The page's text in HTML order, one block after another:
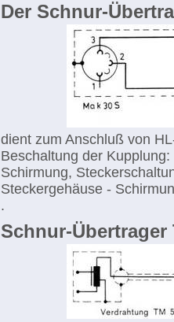
Der Schnur-
dient zum Anschluß von
Beschaltung der
Schirmung,
Steckergehäuse -
.
Schnur-Übertrager